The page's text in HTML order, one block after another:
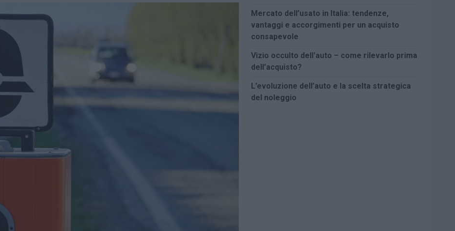
Mercato dell’usato in Italia: tendenze,
vantaggi e accorgimenti per un acquisto
consapevole
Vizio occulto dell’auto – come rilevarlo prima
dell’acquisto?
L’evoluzione dell’auto e la scelta strategica
del noleggio